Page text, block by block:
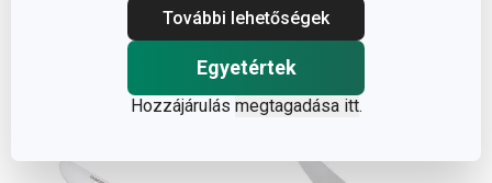
További lehetőségek
Egyetértek
Hozzájárulás megtagadása itt.
Kosárba